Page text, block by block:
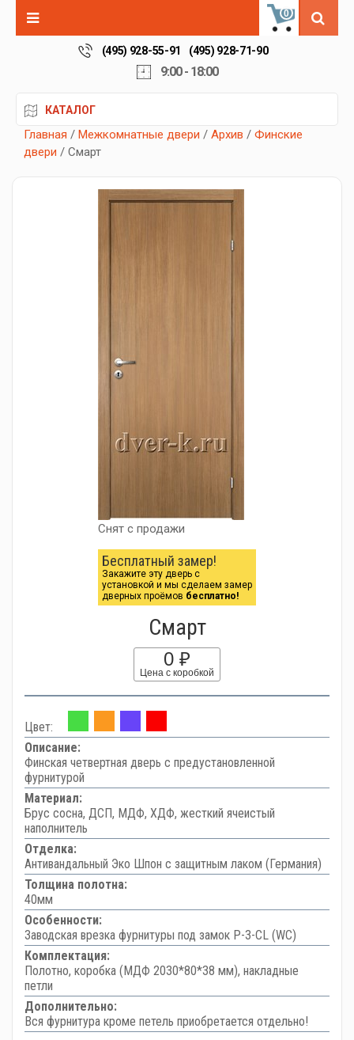
0
(495) 928-55-91 (495) 928-71-90
9:00 - 18:00
КАТАЛОГ
Главная / Межкомнатные двери / Архив / Финские
двери / Смарт
Снят с продажи
Бесплатный замер!
Закажите эту дверь с
установкой и мы сделаем замер
дверных проёмов бесплатно!
Смарт
0 ₽
Цена с коробкой
Цвет:
Описание:
Финская четвертная дверь с предустановленной
фурнитурой
Материал:
Брус сосна, ДСП, МДФ, ХДФ, жесткий ячеистый
наполнитель
Отделка:
Антивандальный Эко Шпон с защитным лаком (Германия)
Толщина полотна:
40мм
Особенности:
Заводская врезка фурнитуры под замок P-3-CL (WC)
Комплектация:
Полотно, коробка (МДФ 2030*80*38 мм), накладные
петли
Дополнительно:
Вся фурнитура кроме петель приобретается отдельно!